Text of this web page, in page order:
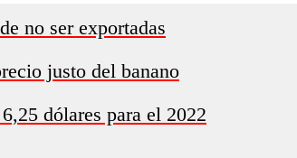
no ser exportadas
justo del banano
dólares para el 2022